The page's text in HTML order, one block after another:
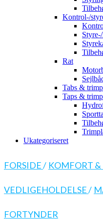
Kontrol-/
Rat
Tabs &
Taps &
Ukategoriseret
FORSIDE/ KOMFORT &
VEDLIGEHOLDELSE/
FORTYNDER